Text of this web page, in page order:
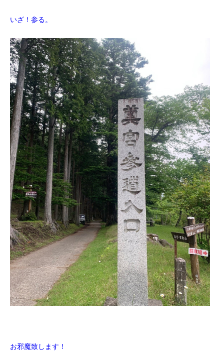
いざ！参る。
お邪魔致します！